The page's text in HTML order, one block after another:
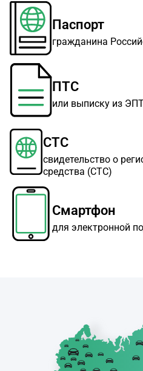
Паспорт
гражданина
ПТС
или выписку из
СТС
свидетельство о
средства (СТС)
Смартфон
для электронной